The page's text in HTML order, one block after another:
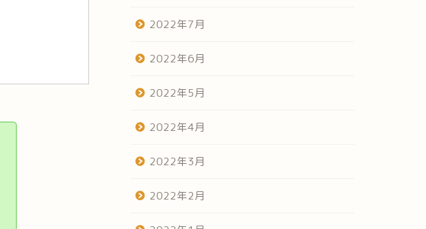
2022年7月
2022年6月
2022年5月
2022年4月
2022年3月
2022年2月